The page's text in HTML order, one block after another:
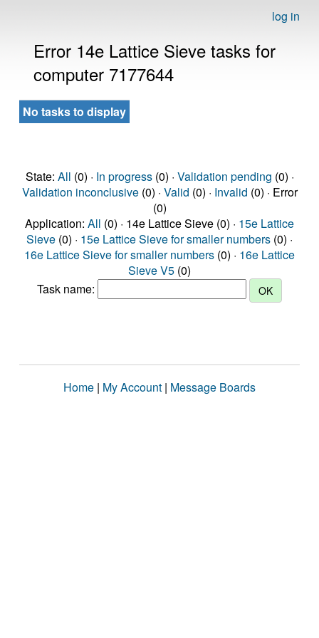
log in
Error 14e Lattice Sieve tasks for
computer 7177644
No tasks to display
State: All (0) · In progress(0) · Validation pending (0) ·
Validation inconclusive(0) · Valid (0) · Invalid (0) · Error
(0)
Application: All (0) · 14e Lattice Sieve (0) · 15e Lattice
Sieve (0) · 15e Lattice Sieve for smaller numbers (0) ·
16e Lattice Sieve for smaller numbers (0) · 16e Lattice
Sieve V5 (0)
Task name:
Home | My Account | Message Boards